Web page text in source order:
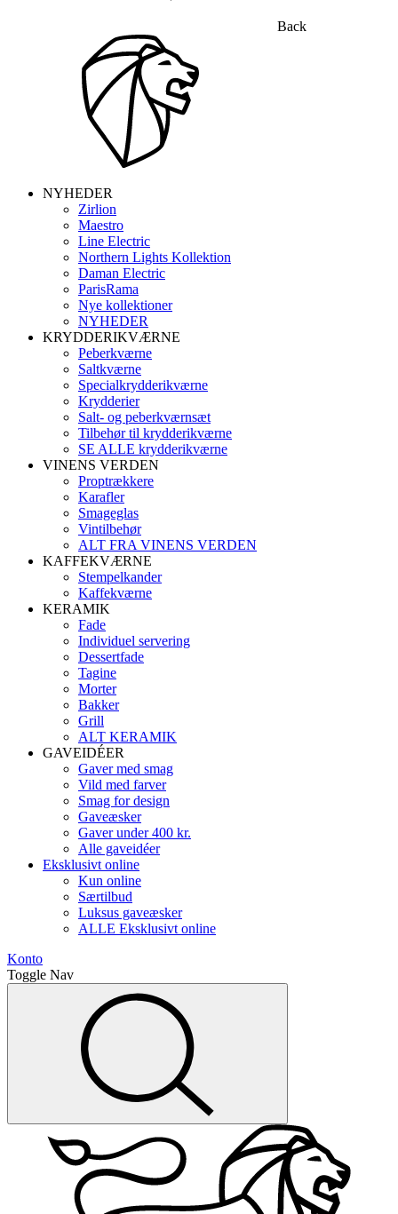
Back
NYHEDER
Zirlion
Maestro
Line Electric
Northern Lights Kollektion
Daman Electric
ParisRama
Nye kollektioner
NYHEDER
KRYDDERIKVÆRNE
Peberkværne
Saltkværne
Specialkrydderikværne
Krydderier
Salt- og peberkværnsæt
Tilbehør til krydderikværne
SE ALLE krydderikværne
VINENS VERDEN
Proptrækkere
Karafler
Smageglas
Vintilbehør
ALT FRA VINENS VERDEN
KAFFEKVÆRNE
Stempelkander
Kaffekværne
KERAMIK
Fade
Individuel servering
Dessertfade
Tagine
Morter
Bakker
Grill
ALT KERAMIK
GAVEIDÉER
Gaver med smag
Vild med farver
Smag for design
Gaveæsker
Gaver under 400 kr.
Alle gaveidéer
Eksklusivt online
Kun online
Særtilbud
Luksus gaveæsker
ALLE Eksklusivt online
Konto
Toggle Nav